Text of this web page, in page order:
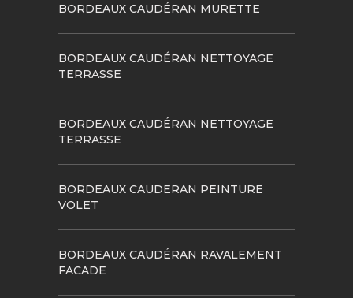
BORDEAUX CAUDÉRAN MURETTE
BORDEAUX CAUDÉRAN NETTOYAGE
TERRASSE
BORDEAUX CAUDÉRAN NETTOYAGE
TERRASSE
BORDEAUX CAUDERAN PEINTURE
VOLET
BORDEAUX CAUDÉRAN RAVALEMENT
FACADE